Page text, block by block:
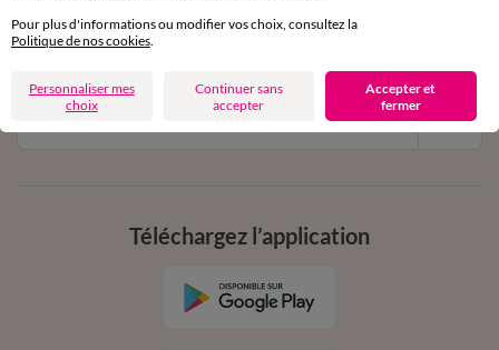
Téléchargez l’application
Pour plus d'informations ou modifier vos choix, consultez la
Politique de nos cookies.
Personnaliser mes
choix
Continuer sans
accepter
Accepter et
fermer